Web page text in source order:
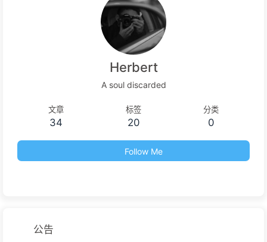
Herbert
A soul discarded
文章
34
标签
20
分类
0
Follow Me
公告